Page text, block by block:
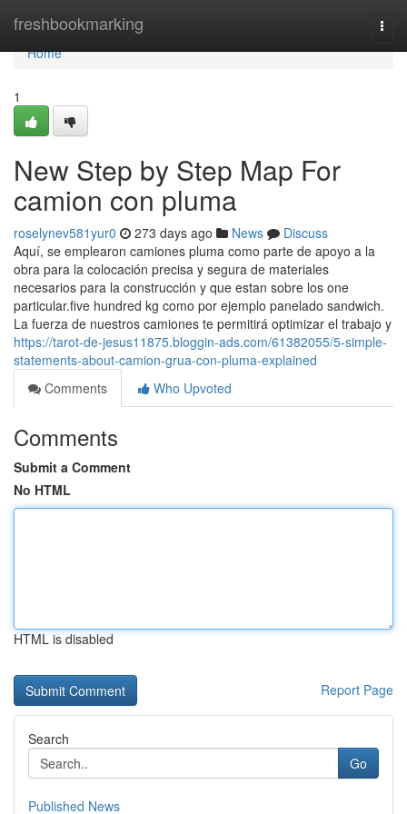
freshbookmarking
Home
Home
1
New Step by Step Map For
camion con pluma
roselynev581yur0 273 days ago News
Discuss
Aquí, se emplearon camiones pluma como parte de apoyo a la
obra para la colocación precisa y segura de materiales
necesarios para la construcción y que estan sobre los one
particular.five hundred kg como por ejemplo panelado sandwich.
La fuerza de nuestros camiones te permitirá optimizar el trabajo y
https://tarot-de-jesus11875.bloggin-ads.com/61382055/5-simple-
statements-about-camion-grua-con-pluma-explained
Comments
Who Upvoted
Comments
Submit a Comment
No HTML
HTML is disabled
Report Page
Search
Go
Published News